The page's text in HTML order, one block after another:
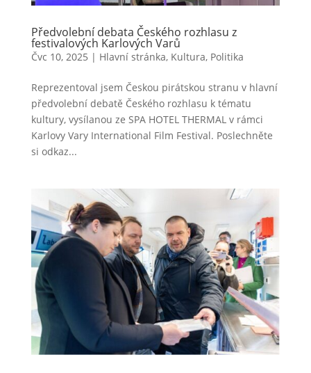
Předvolební debata Českého rozhlasu z
festivalových Karlových Varů
Čvc 10, 2025 | Hlavní stránka, Kultura, Politika
Reprezentoval jsem Českou pirátskou stranu v hlavní
předvolební debatě Českého rozhlasu k tématu
kultury, vysílanou ze SPA HOTEL THERMAL v rámci
Karlovy Vary International Film Festival. Poslechněte
si odkaz...